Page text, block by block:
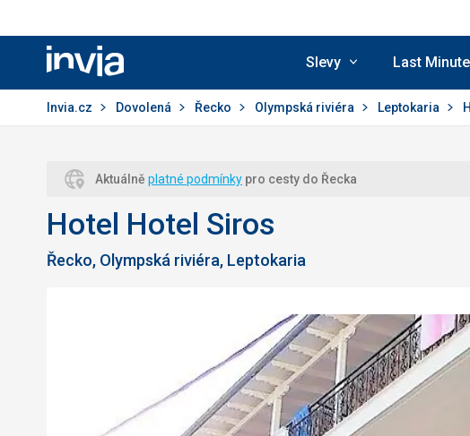
Invia.cz
Slevy Last Minute
Invia.cz Dovolená Řecko Olympská riviéra Leptokaria
Aktuálně platné podmínky pro cesty do Řecka
Hotel Hotel Siros
Řecko, Olympská riviéra, Leptokaria